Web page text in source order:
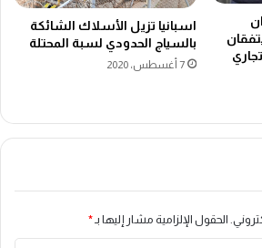
اسبانيا تزيل الأسلاك الشائكة
بالسياج الحدودي لسبة المحتلة
7 أغسطس، 2020
الحقول الإلزامية مشار إليها بـ *